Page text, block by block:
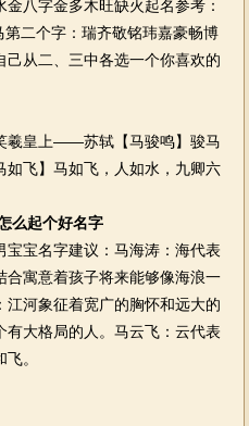
八字金多木旺缺火起名参考：
二个字：瑞齐敬铭玮嘉豪畅博
从二、三中各选一个你喜欢的
皇上——苏轼【马骏鸣】骏马
飞】马如飞，人如水，九卿六
么起个好名字
宝名字建议：马海涛：海代表
合寓意着孩子将来能够像海浪一
河象征着宽广的胸怀和远大的
大格局的人。马云飞：云代表
。